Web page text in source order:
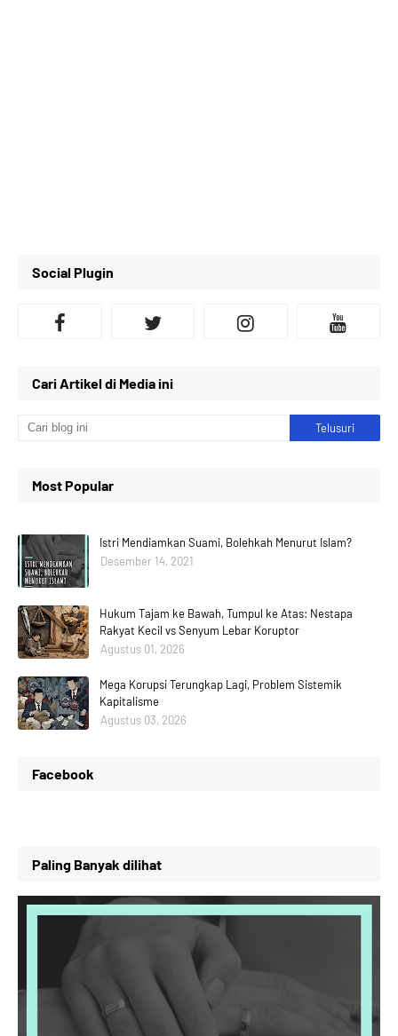
Social Plugin
Cari Artikel di Media ini
Most Popular
Istri Mendiamkan Suami, Bolehkah Menurut Islam?
Desember 14, 2021
Hukum Tajam ke Bawah, Tumpul ke Atas: Nestapa
Rakyat Kecil vs Senyum Lebar Koruptor
Agustus 01, 2026
Mega Korupsi Terungkap Lagi, Problem Sistemik
Kapitalisme
Agustus 03, 2026
Facebook
Paling Banyak dilihat